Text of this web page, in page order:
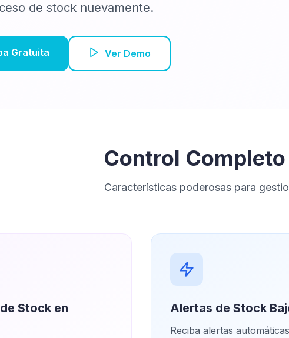
de stock nuevamente.
Gratuita Ver Demo
Control
Características poderosas para
Stock en
Alertas de Stock
Reciba alertas